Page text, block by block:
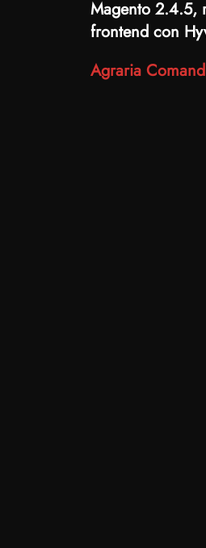
Magento 2.4.5,
frontend con
Agraria Comand